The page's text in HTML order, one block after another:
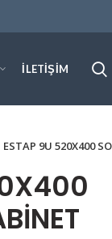
İLETIŞIM
ESTAP 9U 520X400